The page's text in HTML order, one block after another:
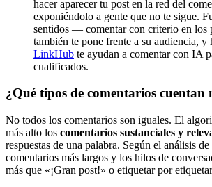
hacer aparecer tu post en la red del
exponiéndolo a gente que no te sigue.
sentidos — comentar con criterio en los
también te pone frente a su audiencia, y
LinkHub te ayudan a comentar con IA
cualificados.
¿Qué tipos de comentarios cuentan
No todos los comentarios son iguales. El
más alto los comentarios sustanciales y
respuestas de una palabra. Según el análisis
comentarios más largos y los hilos de
más que «¡Gran post!» o etiquetar por